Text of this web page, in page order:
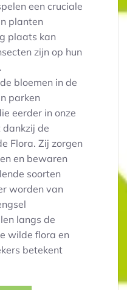
een cruciale
planten
plaats kan
zijn op hun
bloemen in de
parken
eerder in onze
de
Flora. Zij zorgen
en bewaren
soorten
worden van
langs de
wilde flora en
betekent